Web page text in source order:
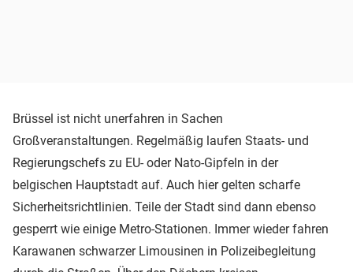
Brüssel ist nicht unerfahren in Sachen
Großveranstaltungen. Regelmäßig laufen Staats- und
Regierungschefs zu EU- oder Nato-Gipfeln in der
belgischen Hauptstadt auf. Auch hier gelten scharfe
Sicherheitsrichtlinien. Teile der Stadt sind dann ebenso
gesperrt wie einige Metro-Stationen. Immer wieder fahren
Karawanen schwarzer Limousinen in Polizeibegleitung